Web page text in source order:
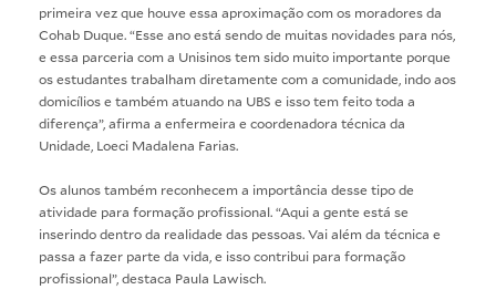
primeira vez que houve essa aproximação com os moradores da
Cohab Duque. “Esse ano está sendo de muitas novidades para nós,
e essa parceria com a Unisinos tem sido muito importante porque
os estudantes trabalham diretamente com a comunidade, indo aos
domicílios e também atuando na UBS e isso tem feito toda a
diferença”, afirma a enfermeira e coordenadora técnica da
Unidade, Loeci Madalena Farias.
Os alunos também reconhecem a importância desse tipo de
atividade para formação profissional. “Aqui a gente está se
inserindo dentro da realidade das pessoas. Vai além da técnica e
passa a fazer parte da vida, e isso contribui para formação
profissional”, destaca Paula Lawisch.